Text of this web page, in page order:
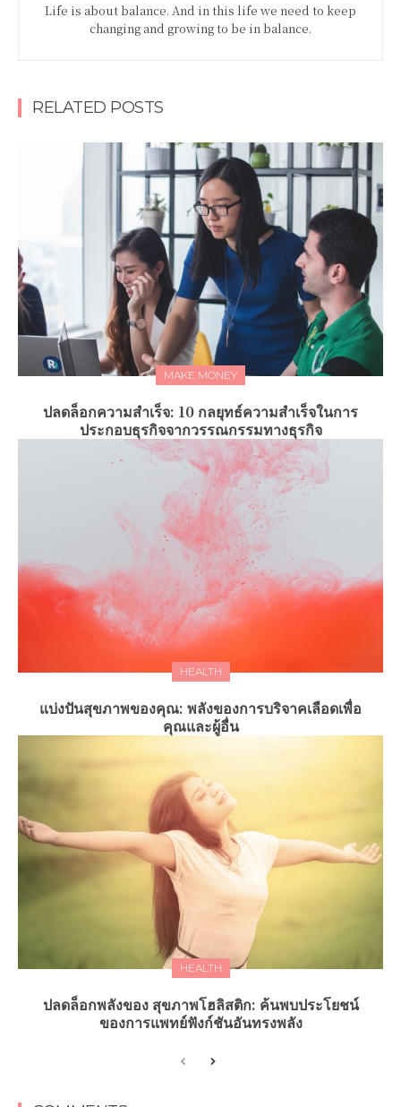
Life is about balance. And in this life we need to keep
changing and growing to be in balance.
RELATED POSTS
MAKE MONEY
ปลดล็อกความสำเร็จ: 10 กลยุทธ์ความสำเร็จในการ
ประกอบธุรกิจจากวรรณกรรมทางธุรกิจ
HEALTH
แบ่งปันสุขภาพของคุณ: พลังของการบริจาคเลือดเพื่อ
คุณและผู้อื่น
HEALTH
ปลดล็อกพลังของ สุขภาพโฮลิสติก: ค้นพบประโยชน์
ของการแพทย์ฟังก์ชันอันทรงพลัง